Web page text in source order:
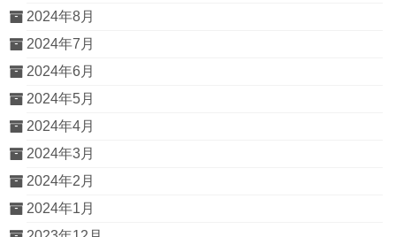
2024年8月
2024年7月
2024年6月
2024年5月
2024年4月
2024年3月
2024年2月
2024年1月